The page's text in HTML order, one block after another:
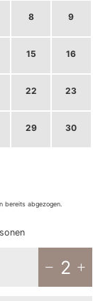
8 9
15 16
22 23
29 30
bereits abgezogen.
2